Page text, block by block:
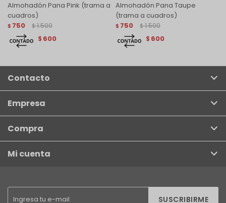
Almohadón Pana Pink (trama a
cuadros)
$ 750 $ 1.500
$ 600
Almohadón Pana Taupe
(trama a cuadros)
$ 750 $ 1.500
$ 600
SUSCRIBIRME
Contacto
Empresa
Compra
Mi cuenta